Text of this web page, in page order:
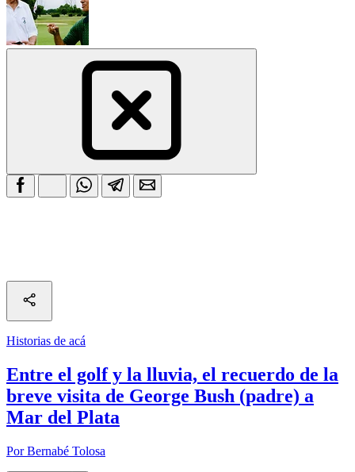
Historias de acá
Entre el golf y la lluvia, el recuerdo de la
breve visita de George Bush (padre) a
Mar del Plata
Por Bernabé Tolosa